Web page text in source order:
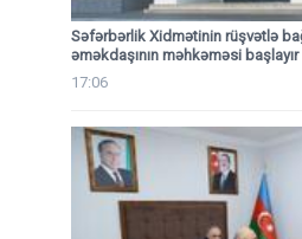
Səfərbərlik Xidmətinin rüşvətlə
əməkdaşının məhkəməsi başlayır
17:06